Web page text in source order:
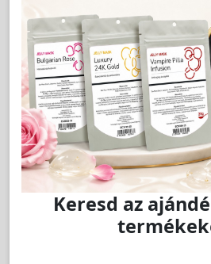
Kedvencnek
db
5-10 MUNKANAP !!!
Keresd az